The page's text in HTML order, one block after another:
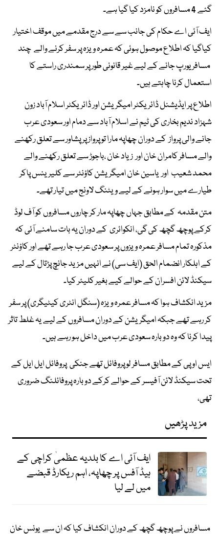
گئے 4 مسافروں کو نامزد کیا گیا ہے۔
ایف آئی اے حکام کی جانب سے سے درج مقدمے میں موقف اختیار
کیاگیا کہ اطلاع موصول ہوئی کہ عمرہ ویزہ پر سفر کرنے والے چند
مسافر یورپ جانے کے لیے غیر قانونی طور پر سمندری راستے کا
استعمال کرنا چاہتے ہیں۔
اطلاع پر ایڈیشنل ڈائریکٹر امیگریشن اور ڈائریکٹر اسلام آباد زون
شہزاد ندیم بخاری کی ٹیم نے اسلام آباد سے دمام اور سعودی عرب
جانے والی پرواز کے دوران چھاپہ مارا تو پرواز پر پشاور سے تعلق رکھنے
والے مسافر کامران خان اور زیاد خان ،باجوڑ سے تعلق رکھنے والے
محمد شعیب اور یاسین خان امیگریشن کاؤنٹر سے کلیرینس پاکر
طیارے میں سوار ہونے کے لیے ویٹنگ لاونج میں تیار تھے۔
متن مقدمہ کے مطابق جہاں چھاپہ مار کر چاروں مسافروں کو آف لوڈ
کرکے پوچھ گچھ کی گی، انکوائری کے دوران یہ بات سامنے آئی کہ
مذکورہ تمام مسافر عمرہ ویزوں پر سعودی عرب جا رہے تھے اور کاؤنٹر
کے اہلکار انضمام الحق (ایف سی) نے انہیں مزید جانچ پڑتال کے لیے
سیکنڈ لائن افسران کے حوالے کیے بغیر کلیئر کیا۔
مزید انکشاف ہوا کہ مسافر عمرہ ویزہ (سنگل انٹری کیٹیگری) پر سفر
کر رہے تھے جبکہ امیگریشن کے دوران مسافروں کے لیے یہ غلط تاثر
پیدا کرنا کہ وہ دوبارہ سعودی عرب میں داخل ہو رہے ہیں۔
ایس او پی کے مطابق مسافر لو پروفائل تھے جنکی پروفائل ایل ایل کے
تحت سیکنڈ لائن آفیسر کے حوالے کرکے دوبارہ پروفائلنگ ضروری
تھی،
مزید پڑھیں
ایف آئی اے کا بلدیہ عظمیٰ کراچی کے
ہیڈ آفس پر چھاپہ، اہم ریکارڈ قبضے
میں لے لیا
مسافروں نے پوچھ گچھ کے دوران انکشاف کیا کہ ان سے یونس خان